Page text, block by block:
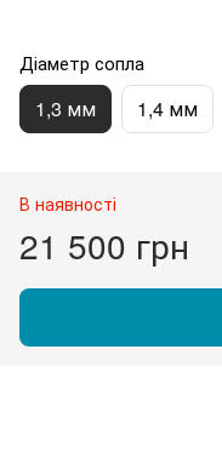
Діаметр сопла
1,3 мм 1,4 мм
В наявності
21 500 грн